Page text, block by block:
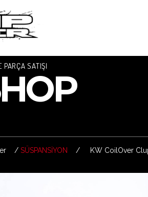
PARÇA SATIŞI
/ SÜSPANSİYON / KW CoilOver